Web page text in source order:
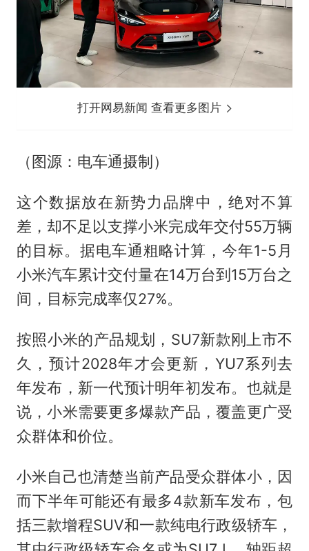
打开网易新闻 查看更多图片
（图源：电车通摄制）
这个数据放在新势力品牌中，绝对不算
差，却不足以支撑小米完成年交付55万辆
的目标。据电车通粗略计算，今年1-5月
小米汽车累计交付量在14万台到15万台之
间，目标完成率仅27%。
按照小米的产品规划，SU7新款刚上市不
久，预计2028年才会更新，YU7系列去
年发布，新一代预计明年初发布。也就是
说，小米需要更多爆款产品，覆盖更广受
众群体和价位。
小米自己也清楚当前产品受众群体小，因
而下半年可能还有最多4款新车发布，包
括三款增程SUV和一款纯电行政级轿车，